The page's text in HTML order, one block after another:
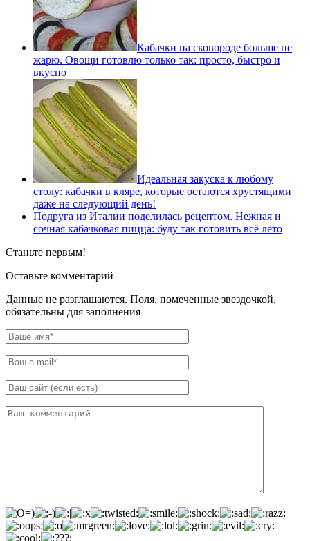
Кабачки на сковороде больше не
жарю. Овощи готовлю только так: просто, быстро и
вкусно
Идеальная закуска к любому
столу: кабачки в кляре, которые остаются хрустящими
даже на следующий день!
Подруга из Италии поделилась рецептом. Нежная и
сочная кабачковая пицца: буду так готовить всё лето
Станьте первым!
Оставьте комментарий
Данные не разглашаются. Поля, помеченные звездочкой,
обязательны для заполнения